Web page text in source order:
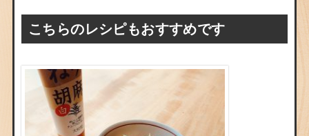
こちらのレシピもおすすめです